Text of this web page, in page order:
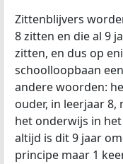
Zittenblijvers
8 zitten en die al 9
zitten, en dus op
schoolloopbaan
andere woorden:
ouder, in leerjaar
het onderwijs in
altijd is dit 9 jaar
principe maar 1